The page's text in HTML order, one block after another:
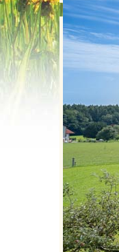
Home
Der
im
Diese